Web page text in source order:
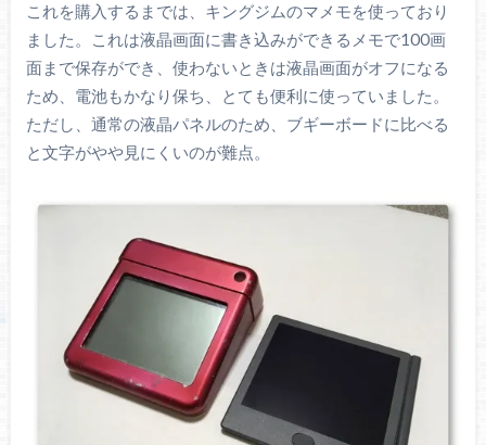
これを購入するまでは、キングジムのマメモを使っており
ました。これは液晶画面に書き込みができるメモで100画
面まで保存ができ、使わないときは液晶画面がオフになる
ため、電池もかなり保ち、とても便利に使っていました。
ただし、通常の液晶パネルのため、ブギーボードに比べる
と文字がやや見にくいのが難点。